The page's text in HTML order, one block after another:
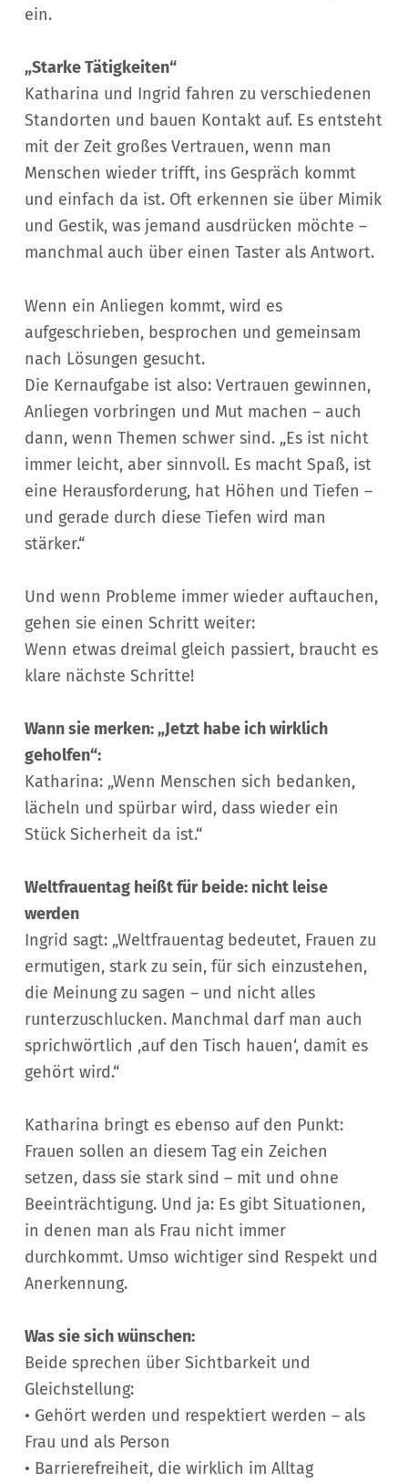
ein.
„Starke Tätigkeiten“
Katharina und Ingrid fahren zu verschiedenen
Standorten und bauen Kontakt auf. Es entsteht
mit der Zeit großes Vertrauen, wenn man
Menschen wieder trifft, ins Gespräch kommt
und einfach da ist. Oft erkennen sie über Mimik
und Gestik, was jemand ausdrücken möchte –
manchmal auch über einen Taster als Antwort.
Wenn ein Anliegen kommt, wird es
aufgeschrieben, besprochen und gemeinsam
nach Lösungen gesucht.
Die Kernaufgabe ist also: Vertrauen gewinnen,
Anliegen vorbringen und Mut machen – auch
dann, wenn Themen schwer sind. „Es ist nicht
immer leicht, aber sinnvoll. Es macht Spaß, ist
eine Herausforderung, hat Höhen und Tiefen –
und gerade durch diese Tiefen wird man
stärker.“
Und wenn Probleme immer wieder auftauchen,
gehen sie einen Schritt weiter:
Wenn etwas dreimal gleich passiert, braucht es
klare nächste Schritte!
Wann sie merken: „Jetzt habe ich wirklich
geholfen“:
Katharina: „Wenn Menschen sich bedanken,
lächeln und spürbar wird, dass wieder ein
Stück Sicherheit da ist.“
Weltfrauentag heißt für beide: nicht leise
werden
Ingrid sagt: „Weltfrauentag bedeutet, Frauen zu
ermutigen, stark zu sein, für sich einzustehen,
die Meinung zu sagen – und nicht alles
runterzuschlucken. Manchmal darf man auch
sprichwörtlich ‚auf den Tisch hauen‘, damit es
gehört wird.“
Katharina bringt es ebenso auf den Punkt:
Frauen sollen an diesem Tag ein Zeichen
setzen, dass sie stark sind – mit und ohne
Beeinträchtigung. Und ja: Es gibt Situationen,
in denen man als Frau nicht immer
durchkommt. Umso wichtiger sind Respekt und
Anerkennung.
Was sie sich wünschen:
Beide sprechen über Sichtbarkeit und
Gleichstellung:
• Gehört werden und respektiert werden – als
Frau und als Person
• Barrierefreiheit, die wirklich im Alltag